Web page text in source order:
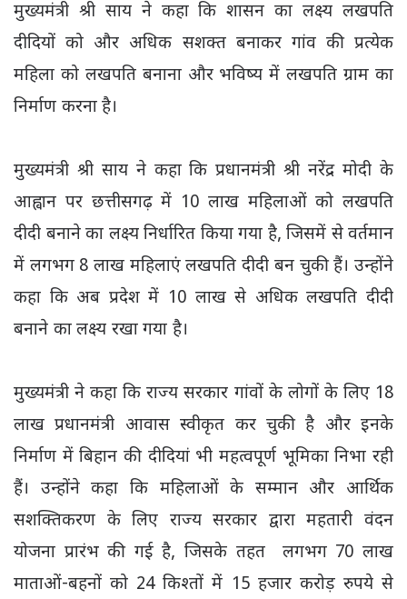
मुख्यमंत्री श्री साय ने कहा कि शासन का लक्ष्य लखपति
दीदियों को और अधिक सशक्त बनाकर गांव की प्रत्येक
महिला को लखपति बनाना और भविष्य में लखपति ग्राम का
निर्माण करना है।
मुख्यमंत्री श्री साय ने कहा कि प्रधानमंत्री श्री नरेंद्र मोदी के
आह्वान पर छत्तीसगढ़ में 10 लाख महिलाओं को लखपति
दीदी बनाने का लक्ष्य निर्धारित किया गया है, जिसमें से वर्तमान
में लगभग 8 लाख महिलाएं लखपति दीदी बन चुकी हैं। उन्होंने
कहा कि अब प्रदेश में 10 लाख से अधिक लखपति दीदी
बनाने का लक्ष्य रखा गया है।
मुख्यमंत्री ने कहा कि राज्य सरकार गांवों के लोगों के लिए 18
लाख प्रधानमंत्री आवास स्वीकृत कर चुकी है और इनके
निर्माण में बिहान की दीदियां भी महत्वपूर्ण भूमिका निभा रही
हैं। उन्होंने कहा कि महिलाओं के सम्मान और आर्थिक
सशक्तिकरण के लिए राज्य सरकार द्वारा महतारी वंदन
योजना प्रारंभ की गई है, जिसके तहत लगभग 70 लाख
माताओं-बहनों को 24 किश्तों में 15 हजार करोड़ रुपये से